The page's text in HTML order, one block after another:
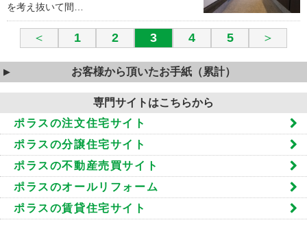
を考え抜いて間…
＜ 1 2 3 4 5 ＞
お客様から頂いたお手紙（累計）
専門サイトはこちらから
ポラスの注文住宅サイト
ポラスの分譲住宅サイト
ポラスの不動産売買サイト
ポラスのオールリフォーム
ポラスの賃貸住宅サイト